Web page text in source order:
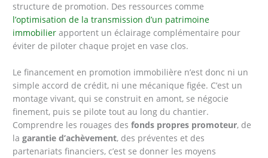
structure de promotion. Des ressources comme
l’optimisation de la transmission d’un patrimoine
immobilier apportent un éclairage complémentaire pour
éviter de piloter chaque projet en vase clos.
Le financement en promotion immobilière n’est donc ni un
simple accord de crédit, ni une mécanique figée. C’est un
montage vivant, qui se construit en amont, se négocie
finement, puis se pilote tout au long du chantier.
Comprendre les rouages desfonds propres promoteur, de
lagarantie d’achèvement, des préventes et des
partenariats financiers, c’est se donner les moyens